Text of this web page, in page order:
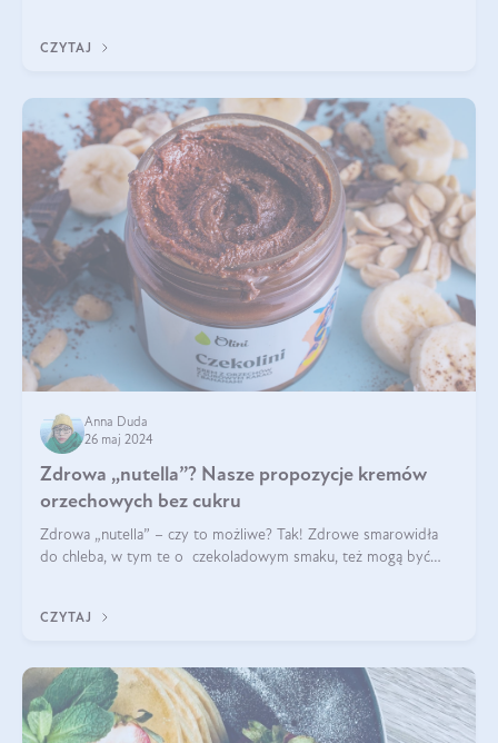
CZYTAJ
Anna Duda
26 maj 2024
Zdrowa „nutella”? Nasze propozycje kremów
orzechowych bez cukru
Zdrowa „nutella” – czy to możliwe? Tak! Zdrowe smarowidła
do chleba, w tym te o czekoladowym smaku, też mogą być
CZYTAJ